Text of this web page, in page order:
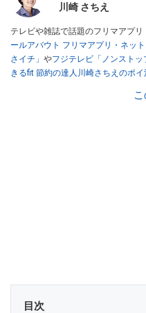
川崎 さちえ
テレビや雑誌で話題のフリマアプリ
ールアバウト フリマアプリ・ネッ
さイチ」 やフジテレビ「ノンストッ
きるfit 節約の達人川崎さちえのポ
スマホ1つでスキマ時間に効率的に
目次